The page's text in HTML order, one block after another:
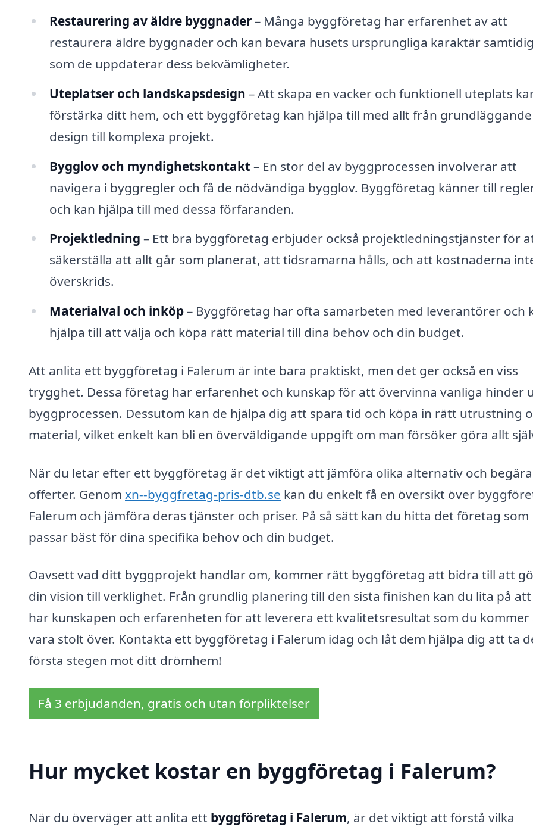
Restaurering av äldre byggnader– Många byggföretag har erfarenhet av att
restaurera äldre byggnader och kan bevara husets ursprungliga karaktär
som de uppdaterar dess bekvämligheter.
Uteplatser och landskapsdesign – Att skapa en vacker och funktionell uteplats
förstärka ditt hem, och ett byggföretag kan hjälpa till med allt från grundläggande
design till komplexa projekt.
Bygglov och myndighetskontakt– En stor del av byggprocessen involverar att
navigera i byggregler och få de nödvändiga bygglov. Byggföretag känner till
och kan hjälpa till med dessa förfaranden.
Projektledning – Ett bra byggföretag erbjuder också projektledningstjänster för
säkerställa att allt går som planerat, att tidsramarna hålls, och att kostnaderna
överskrids.
Materialval och inköp– Byggföretag har ofta samarbeten med leverantörer och
hjälpa till att välja och köpa rätt material till dina behov och din budget.
Att anlita ett byggföretag i Falerum är inte bara praktiskt, men det ger också en viss
trygghet. Dessa företag har erfarenhet och kunskap för att övervinna vanliga hinder
byggprocessen. Dessutom kan de hjälpa dig att spara tid och köpa in rätt utrustning
material, vilket enkelt kan bli en överväldigande uppgift om man försöker göra allt
När du letar efter ett byggföretag är det viktigt att jämföra olika alternativ och begära
offerter. Genom xn--byggfretag-pris-dtb.se kan du enkelt få en översikt över
Falerum och jämföra deras tjänster och priser. På så sätt kan du hitta det företag som
passar bäst för dina specifika behov och din budget.
Oavsett vad ditt byggprojekt handlar om, kommer rätt byggföretag att bidra till att
din vision till verklighet. Från grundlig planering till den sista finishen kan du lita på
har kunskapen och erfarenheten för att leverera ett kvalitetsresultat som du kommer
vara stolt över. Kontakta ett byggföretag i Falerum idag och låt dem hjälpa dig att ta
första stegen mot ditt drömhem!
Få 3 erbjudanden, gratis och utan förpliktelser
Hur mycket kostar en byggföretag i Falerum?
När du överväger att anlita ett byggföretag i Falerum, är det viktigt att förstå vilka